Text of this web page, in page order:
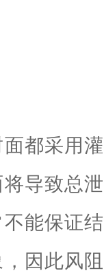
都采用
导致总
能保证
因此风